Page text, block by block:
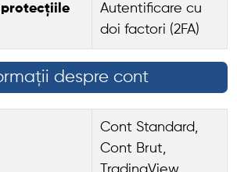
Autentificare cu
doi factori (2FA)
despre cont
Cont Standard,
Cont Brut,